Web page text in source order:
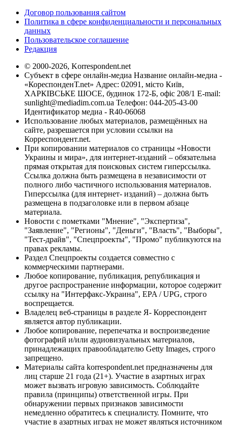
Договор пользования сайтом
Политика в сфере конфиденциальности и персональных
данных
Пользовательское соглашение
Редакция
© 2000-2026, Korrespondent.net
Субъект в сфере онлайн-медиа Название онлайн-медиа -
«КореспонденТ.net» Адрес: 02091, місто Київ,
ХАРКІВСЬКЕ ШОСЕ, будинок 172-Б, офіс 208/1 E-mail:
sunlight@mediadim.com.ua Телефон: 044-205-43-00
Идентификатор медиа - R40-06068
Использование любых материалов, размещённых на
сайте, разрешается при условии ссылки на
Корреспондент.net.
При копировании материалов со страницы «Новости
Украины и мира», для интернет-изданий – обязательна
прямая открытая для поисковых систем гиперссылка.
Ссылка должна быть размещена в независимости от
полного либо частичного использования материалов.
Гиперссылка (для интернет- изданий) – должна быть
размещена в подзаголовке или в первом абзаце
материала.
Новости с пометками "Мнение", "Экспертиза",
"Заявление", "Регионы", "Деньги", "Власть", "Выборы",
"Тест-драйв", "Спецпроекты", "Промо" публикуются на
правах рекламы.
Раздел Спецпроекты создается совместно с
коммерческими партнерами.
Любое копирование, публикация, републикация и
другое распространение информации, которое содержит
ссылку на "Интерфакс-Украина", EPA / UPG, строго
воспрещается.
Владелец веб-страницы в разделе Я- Корреспондент
является автор публикации.
Любое копирование, перепечатка и воспроизведение
фотографий и/или аудиовизуальных материалов,
принадлежащих правообладателю Getty Images, строго
запрещено.
Материалы сайта korrespondent.net предназначены для
лиц старше 21 года (21+). Участие в азартных играх
может вызвать игровую зависимость. Соблюдайте
правила (принципы) ответственной игры. При
обнаружении первых признаков зависимости
немедленно обратитесь к специалисту. Помните, что
участие в азартных играх не может являться источником